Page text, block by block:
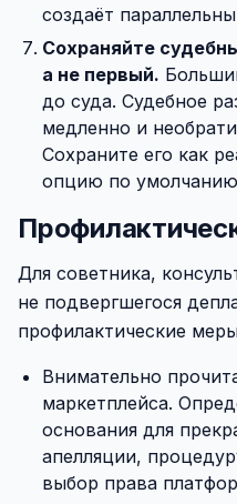
создаёт
Сохраняйте
а не первый.
до суда. Судебное
медленно и
Сохраните его как
опцию по
Для советника,
не подвергшегося
профилактические
Внимательно
маркетплейса.
основания для
апелляции,
выбор права